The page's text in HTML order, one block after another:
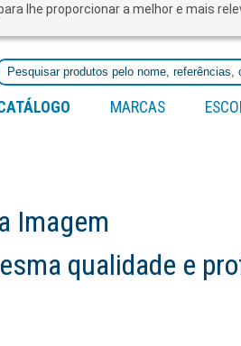
lhe proporcionar a melhor e mais
MARCAS
Imagem
qualidade e